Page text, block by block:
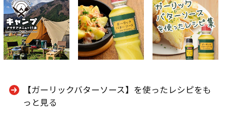
【ガーリックバターソース】を使ったレシピをも
っと見る